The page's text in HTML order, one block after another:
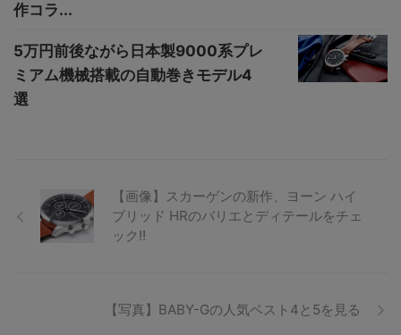
作コラ...
5万円前後ながら日本製9000系プレ
ミアム機械搭載の自動巻きモデル4
選
【画像】スカーゲンの新作、ヨーン ハイ
ブリッド HRのバリエとディテールをチェ
ック!!
【写真】BABY-Gの人気ベスト4と5を見る